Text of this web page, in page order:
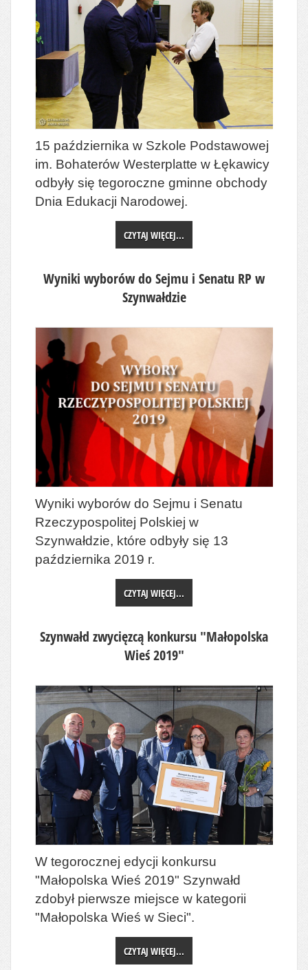
15 października w Szkole Podstawowej
im. Bohaterów Westerplatte w Łękawicy
odbyły się tegoroczne gminne obchody
Dnia Edukacji Narodowej.
CZYTAJ WIĘCEJ...
Wyniki wyborów do Sejmu i Senatu RP w
Szynwałdzie
Wyniki wyborów do Sejmu i Senatu
Rzeczypospolitej Polskiej w
Szynwałdzie, które odbyły się 13
października 2019 r.
CZYTAJ WIĘCEJ...
Szynwałd zwycięzcą konkursu "Małopolska
Wieś 2019"
W tegorocznej edycji konkursu
"Małopolska Wieś 2019" Szynwałd
zdobył pierwsze miejsce w kategorii
"Małopolska Wieś w Sieci".
CZYTAJ WIĘCEJ...